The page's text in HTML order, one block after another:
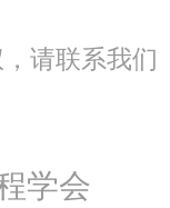
请联系我们
学会